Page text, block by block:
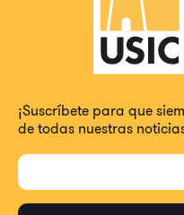
¡Suscríbete para que
de todas nuestras